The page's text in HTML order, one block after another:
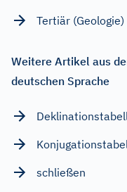
Tertiär (Geologie)
Weitere Artikel aus
deutschen Sprache
schließen